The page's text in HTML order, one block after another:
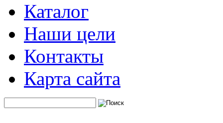
Каталог
Наши цели
Контакты
Карта сайта